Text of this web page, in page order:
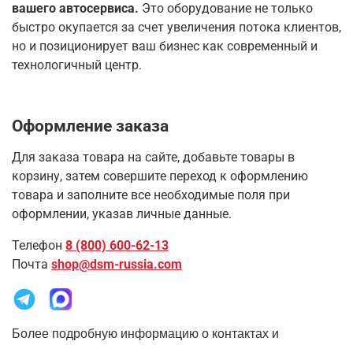
вашего автосервиса. Это оборудование не только
быстро окупается за счет увеличения потока клиентов,
но и позиционирует ваш бизнес как современный и
технологичный центр.
Оформление заказа
Для заказа товара на сайте, добавьте товары в
корзину, затем совершите переход к оформлению
товара и заполните все необходимые поля при
оформлении, указав личные данные.
Телефон 8 (800) 600-62-13
Почта shop@dsm-russia.com
Более подробную информацию о контактах и